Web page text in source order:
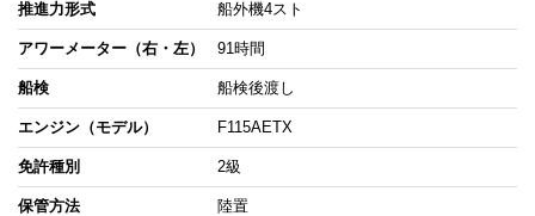
推進力形式 船外機4スト
アワーメーター（右・左） 91時間
船検 船検後渡し
エンジン（モデル） F115AETX
免許種別 2級
保管方法 陸置